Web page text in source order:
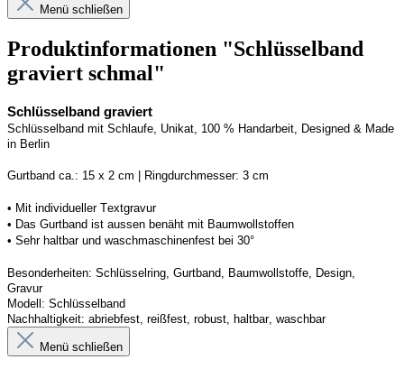
Menü schließen
Produktinformationen "Schlüsselband
graviert schmal"
Schlüsselband graviert
Schlüsselband mit Schlaufe, Unikat, 100 % Handarbeit, Designed & Made
in Berlin
Gurtband ca.: 15 x 2 cm | Ringdurchmesser: 3 cm
• Mit individueller Textgravur
• Das Gurtband ist aussen benäht mit Baumwollstoffen
• Sehr haltbar und waschmaschinenfest bei 30°
Besonderheiten: Schlüsselring, Gurtband, Baumwollstoffe, Design,
Gravur
Modell: Schlüsselband
Nachhaltigkeit: abriebfest, reißfest, robust, haltbar, waschbar
Menü schließen